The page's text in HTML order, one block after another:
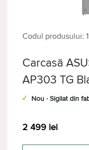
Codul produsului:
Carcasă
AP303 TG
✓ Nou · Sigilat din
2 499 lei